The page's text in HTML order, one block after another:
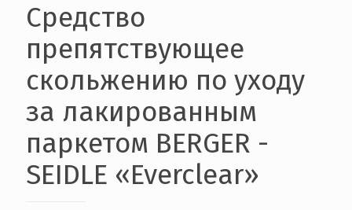
Средство
препятствующее
скольжению по уходу
за лакированным
паркетом BERGER -
SEIDLE «Everclear»